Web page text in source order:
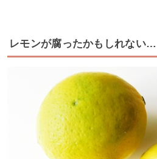
レモンが腐ったかもしれない…